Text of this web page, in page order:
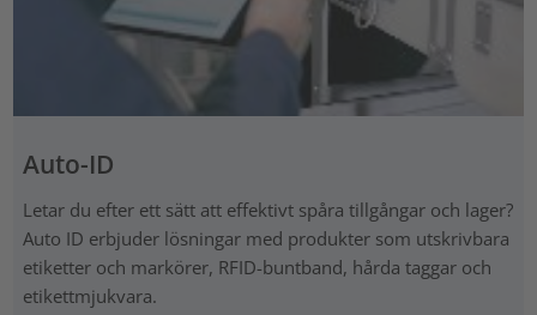
Auto-ID
Letar du efter ett sätt att effektivt spåra tillgångar och lager?
Auto ID erbjuder lösningar med produkter som utskrivbara
etiketter och markörer, RFID-buntband, hårda taggar och
etikettmjukvara.